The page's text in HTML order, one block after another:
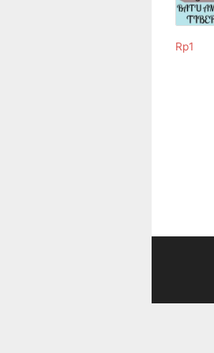
Rp1